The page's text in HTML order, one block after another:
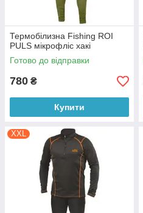
Термобілизна Fishing ROI
PULS мікрофліс хакі
Готово до відправки
780 ₴
Купити
XXL